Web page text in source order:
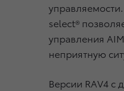
select®
управления
неприятную
Версии RAV4 с